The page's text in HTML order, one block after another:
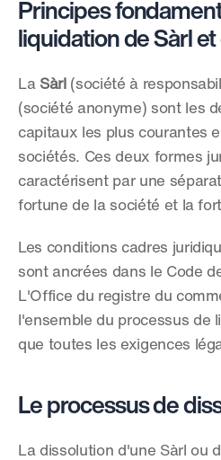
Principes
liquidation de Sàrl
La Sàrl (société à
(société anonyme) sont les
capitaux les plus courantes
sociétés. Ces deux formes
caractérisent par une
fortune de la société et la
Les conditions cadres
sont ancrées dans le Code
L'Office du registre du
l'ensemble du processus de
que toutes les exigences
Le processus de
La dissolution d'une Sàrl ou